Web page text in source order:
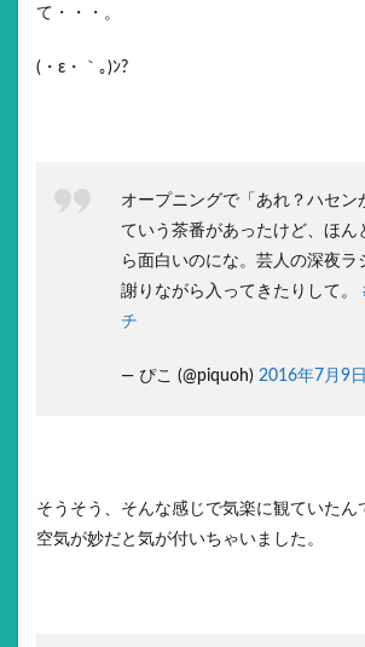
て・・・。
(・ε・｀｡)ﾝ?
オープニングで「あれ？ハセン
ていう茶番があったけど、ほん
ら面白いのにな。芸人の深夜ラ
謝りながら入ってきたりして。
チ
— ぴこ (@piquoh) 2016年7月9日
そうそう、そんな感じで気楽に観ていたん
空気が妙だと気が付いちゃいました。